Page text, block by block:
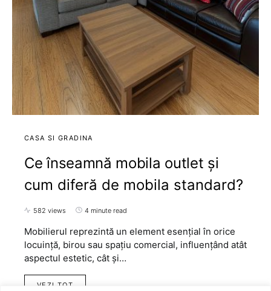
CASA SI GRADINA
Ce înseamnă mobila outlet și
cum diferă de mobila standard?
582 views 4 minute read
Mobilierul reprezintă un element esențial în orice
locuință, birou sau spațiu comercial, influențând atât
aspectul estetic, cât și…
VEZI TOT